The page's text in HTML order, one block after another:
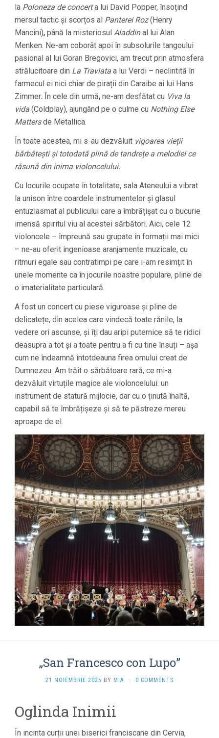
la Poloneza de concerta lui David Popper, însoțind
mersul tactic și scorțos al Panterei Roz(Henry
Mancini), până la misteriosul Aladdinal lui Alan
Menken. Ne-am coborât apoi în subsolurile tangoului
pasional al lui Goran Bregovici, am trecut prin atmosfera
strălucitoare din La Traviata a lui Verdi – neclintită în
farmecul ei nici chiar de pirații din Caraibe ai lui Hans
Zimmer. În cele din urmă, ne-am desfătat cu Viva la
vida (Coldplay), ajungând pe o culme cu Nothing Else
Mattersde Metallica.
În toate acestea, mi s-au dezvăluit vigoarea vieții
bărbătești și totodată plină de tandrețe a melodiei ce
răsună din inima violoncelului.
Cu locurile ocupate în totalitate, sala Ateneului a vibrat
la unison între coardele instrumentelor și glasul
entuziasmat al publicului care a îmbrățișat cu o bucurie
imensă spiritul viu al acestei sărbători. Aici, cele 12
violoncele – împreună sau grupate în formații mai mici
– ne-au oferit ingenioase aranjamente muzicale, cu
ritmuri egale sau contratimpi pe care i-am resimțit în
unele momente ca în jocurile noastre populare, pline de
o imaterialitate particulară.
A fost un concert cu piese viguroase și pline de
delicatețe, din acelea care vindecă toate rănile, la
vedere ori ascunse, și îți dau aripi puternice să te ridici
deasupra a tot și a toate pentru a fi cu tine însuți – așa
cum ne îndeamnă întotdeauna firea omului creat de
Dumnezeu. Am trăit o sărbătoare rară, ce mi-a
dezvăluit virtuțile magice ale violoncelului: un
instrument de statură mijlocie, dar cu o ținută înaltă,
capabil să te îmbrățișeze și să te păstreze mereu
aproape de el.
„San Francesco con Lupo”
21 NOIEMBRIE 2025 BY MIA · 0 COMMENTS
Oglinda Inimii
În incinta curții unei biserici franciscane din Cervia,